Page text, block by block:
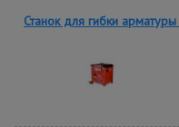
Станок для гибки